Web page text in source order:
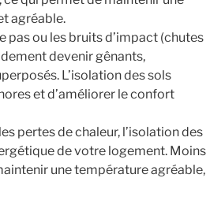
agréable.
pas ou les bruits d’impact (chutes
devenir gênants,
L’isolation des sols
et d’améliorer le confort
pertes de chaleur, l’isolation des
de votre logement. Moins
une température agréable,